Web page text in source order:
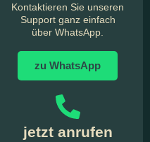
Kontaktieren Sie unseren
Support ganz einfach
über WhatsApp.
zu WhatsApp
jetzt anrufen